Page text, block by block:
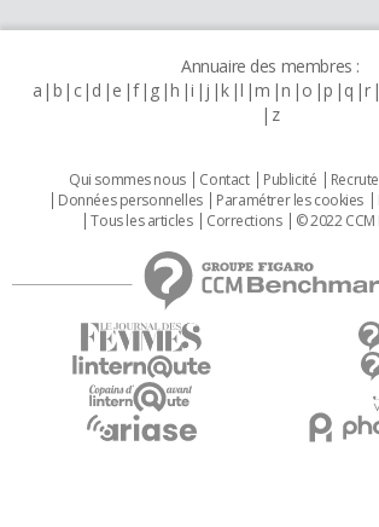
Annuaire des membres :
a b c d e f g h i j k l m n o p q r
z
Qui sommes nous Contact Publicité
Données personnelles
Paramétrer les cookies
Tous les articles
Corrections © 2022